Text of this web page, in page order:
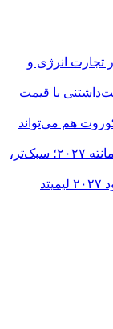
تجارت انرژی و
و دوست‌داشتنی با قیمت
هم می‌تواند
رونمایی از لامبورگینی اوروس SE پرفورمانته ۲۰۲۷؛ سبک‌تر،
شاهکار جدید ژاپنی؛ رونمایی از هوندا پرلود ۲۰۲۷ لیمیتد